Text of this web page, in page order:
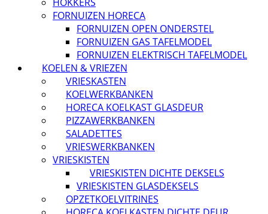
FORNUIZEN HORECA
FORNUIZEN OPEN ONDERSTEL
FORNUIZEN GAS TAFELMODEL
FORNUIZEN ELEKTRISCH TAFELMODEL
KOELEN & VRIEZEN
VRIESKASTEN
KOELWERKBANKEN
HORECA KOELKAST GLASDEUR
PIZZAWERKBANKEN
SALADETTES
VRIESWERKBANKEN
VRIESKISTEN
VRIESKISTEN DICHTE DEKSELS
VRIESKISTEN GLASDEKSELS
OPZETKOELVITRINES